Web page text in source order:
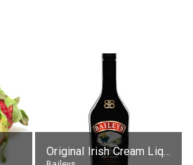
Original Irish Cream Liqueur (17% alc.)